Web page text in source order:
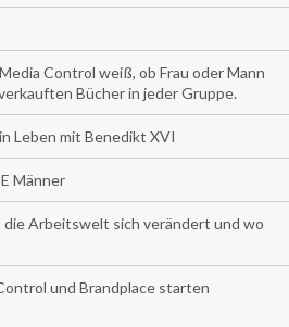
Control weiß, ob Frau oder Mann
Bücher in jeder Gruppe.
Leben mit Benedikt XVI
Männer
die Arbeitswelt sich verändert und wo
und Brandplace starten